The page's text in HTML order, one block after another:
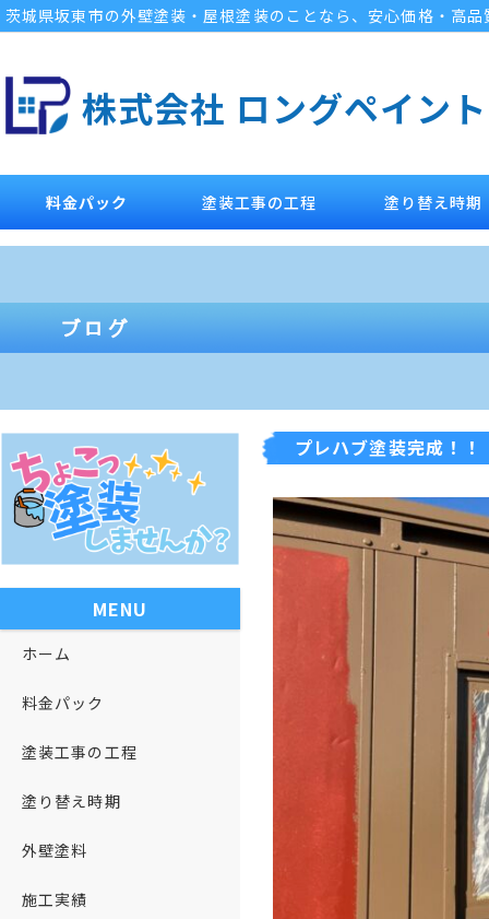
茨城県坂東市の外壁塗装・屋根塗装のことなら、安心価格・高
株式会社 ロングペイント
料金パック 塗装工事の工程 塗り替え時期
プレハブ塗装完成！！
MENU
ホーム
料金パック
塗装工事の工程
塗り替え時期
外壁塗料
施工実績